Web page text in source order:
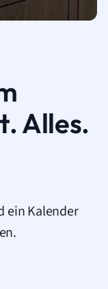
Alles.
ein Kalender